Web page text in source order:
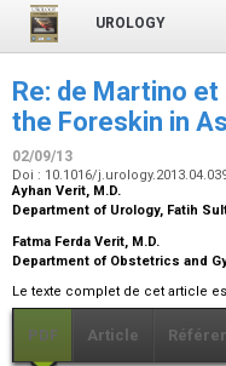
UROLOGY
Re: de Martino
the Foreskin in
02/09/13
Doi : 10.1016/
Ayhan Verit, M.D.
Department of Urology, Fatih
Fatma Ferda Verit, M.D.
Department of Obstetrics and
Le texte complet de cet article
PDF Article